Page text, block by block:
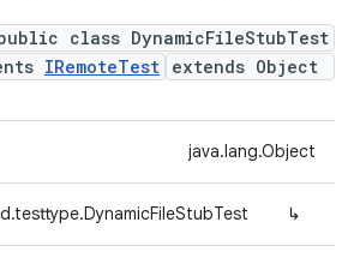
class DynamicFileStubTest
extends Object
IRemoteTest
java.lang.Object
↳